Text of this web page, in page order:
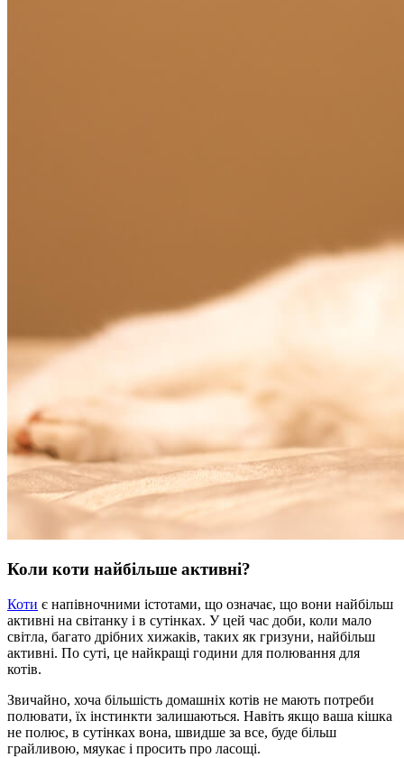
Коли коти найбільше активні?
Коти є напівночними істотами, що означає, що вони найбільш
активні на світанку і в сутінках. У цей час доби, коли мало
світла, багато дрібних хижаків, таких як гризуни, найбільш
активні. По суті, це найкращі години для полювання для
котів.
Звичайно, хоча більшість домашніх котів не мають потреби
полювати, їх інстинкти залишаються. Навіть якщо ваша кішка
не полює, в сутінках вона, швидше за все, буде більш
грайливою, мяукає і просить про ласощі.